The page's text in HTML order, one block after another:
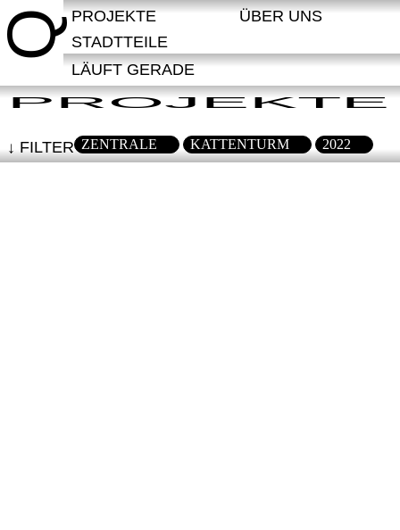
ÜBER UNS
PROJEKTE
STADTTEILE
LÄUFT GERADE
PROJEKTE
FILTER ZENTRALE KATTENTURM 2022